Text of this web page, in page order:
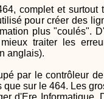
complet et
pour créer des
plus "coulés".
traiter les
anglais).
par le contrôleur
sur le 464. Les